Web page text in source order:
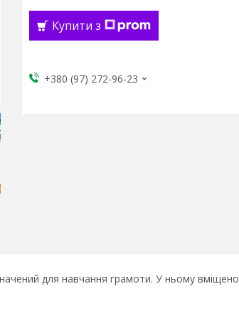
Купити з
+380 (97) 272-96-23
для навчання грамоти. У ньому вміщено